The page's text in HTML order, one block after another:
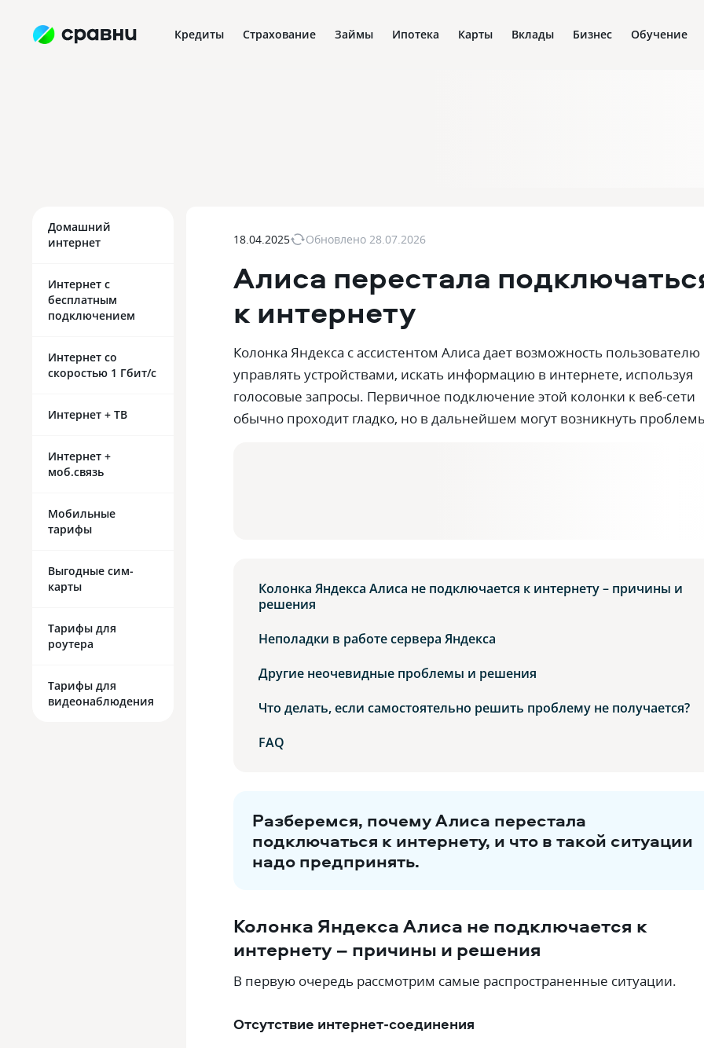
Кредиты Страхование Займы Ипотека Карты Вклады Бизнес Обучение
Домашний
интернет
Интернет с
бесплатным
подключением
Интернет со
скоростью 1 Гбит/с
Интернет + ТВ
Интернет +
моб.связь
Мобильные
тарифы
Выгодные сим-
карты
Тарифы для
роутера
Тарифы для
видеонаблюдения
18.04.2025 Обновлено 28.07.2026
Алиса перестала
к интернету
Колонка Яндекса с ассистентом Алиса дает возможность пользователю
управлять устройствами, искать информацию в интернете, используя
голосовые запросы. Первичное подключение этой колонки к веб-сети
обычно проходит гладко, но в дальнейшем могут возникнуть
Колонка Яндекса Алиса не подключается к интернету – причины и
решения
Неполадки в работе сервера Яндекса
Другие неочевидные проблемы и решения
Что делать, если самостоятельно решить проблему не получается?
FAQ
Разберемся, почему Алиса перестала
подключаться к интернету, и что в такой ситуации
надо предпринять.
Колонка Яндекса Алиса не подключается к
интернету – причины и решения
В первую очередь рассмотрим самые распространенные ситуации.
Отсутствие интернет-соединения